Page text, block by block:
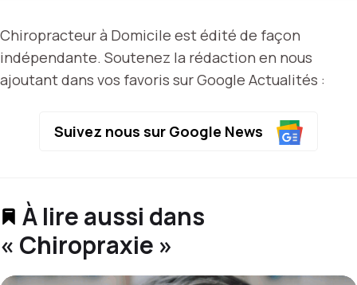
Chiropracteur à Domicile est édité de façon
indépendante. Soutenez la rédaction en nous
ajoutant dans vos favoris sur Google Actualités :
Suivez nous sur Google News
À lire aussi dans
« Chiropraxie »